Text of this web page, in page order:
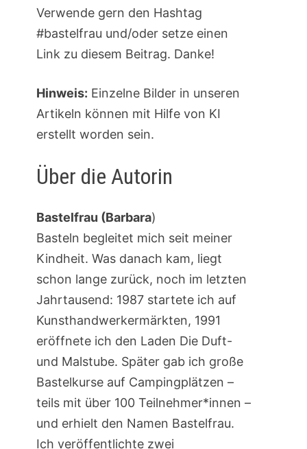
Verwende gern den Hashtag
#bastelfrau und/oder setze einen
Link zu diesem Beitrag. Danke!
Hinweis: Einzelne Bilder in unseren
Artikeln können mit Hilfe von KI
erstellt worden sein.
Über die Autorin
Bastelfrau (Barbara)
Basteln begleitet mich seit meiner
Kindheit. Was danach kam, liegt
schon lange zurück, noch im letzten
Jahrtausend: 1987 startete ich auf
Kunsthandwerkermärkten, 1991
eröffnete ich den Laden Die Duft-
und Malstube. Später gab ich große
Bastelkurse auf Campingplätzen –
teils mit über 100 Teilnehmer*innen –
und erhielt den Namen Bastelfrau.
Ich veröffentlichte zwei